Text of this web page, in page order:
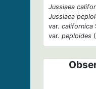
Jussiaea
Jussiaea
var. californica
var. peploides